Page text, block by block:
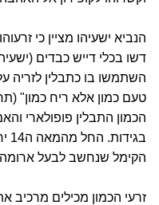
הנביא ישעיהו מציין כי
דשו בכלי דייש כבדים
השתמשו בו כתבלין לזריה
טעם כמון אלא ריח כמון"
הכמון התבלין פופולארי
הקימל שנחשב לבעל ארומה
זרעי הכמון מכילים מרכיב